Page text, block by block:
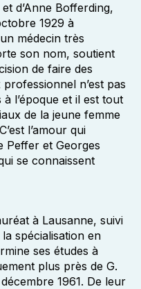
d’Anne Bofferding,
1929 à
médecin très
son nom, soutient
de faire des
n’est pas
l’époque et il est tout
de la jeune femme
l’amour qui
Peffer et Georges
se connaissent
à Lausanne, suivi
spécialisation en
ses études à
plus près de G.
1961. De leur